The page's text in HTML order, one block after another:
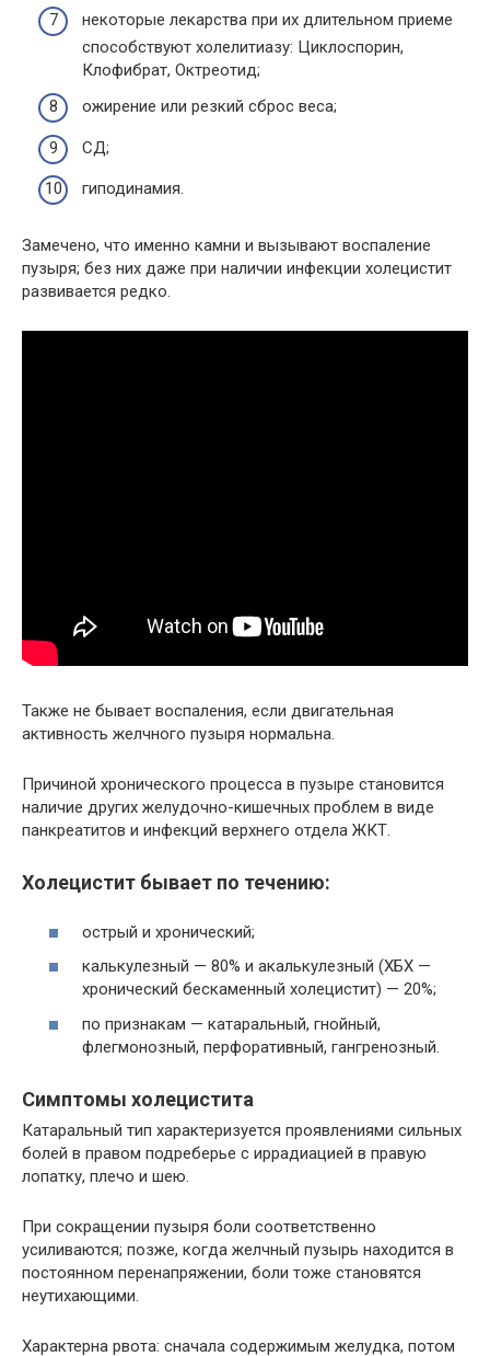
некоторые лекарства при их длительном приеме
способствуют холелитиазу: Циклоспорин,
Клофибрат, Октреотид;
ожирение или резкий сброс веса;
СД;
гиподинамия.
Замечено, что именно камни и вызывают воспаление
пузыря; без них даже при наличии инфекции холецистит
развивается редко.
Также не бывает воспаления, если двигательная
активность желчного пузыря нормальна.
Причиной хронического процесса в пузыре становится
наличие других желудочно-кишечных проблем в виде
панкреатитов и инфекций верхнего отдела ЖКТ.
Холецистит бывает по течению:
острый и хронический;
калькулезный — 80% и акалькулезный (ХБХ —
хронический бескаменный холецистит) — 20%;
по признакам — катаральный, гнойный,
флегмонозный, перфоративный, гангренозный.
Симптомы холецистита
Катаральный тип характеризуется проявлениями сильных
болей в правом подреберье с иррадиацией в правую
лопатку, плечо и шею.
При сокращении пузыря боли соответственно
усиливаются; позже, когда желчный пузырь находится в
постоянном перенапряжении, боли тоже становятся
неутихающими.
Характерна рвота: сначала содержимым желудка, потом